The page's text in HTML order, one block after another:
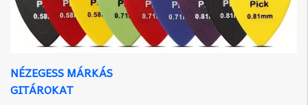
NÉZEGESS MÁRKÁS
GITÁROKAT